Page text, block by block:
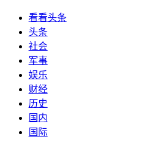
看看头条
头条
社会
军事
娱乐
财经
历史
国内
国际